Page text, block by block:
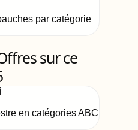
par catégorie
sur ce
en catégories ABC